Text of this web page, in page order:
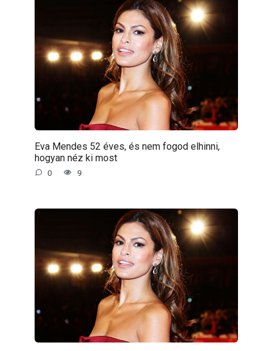
Eva Mendes 52 éves, és nem fogod elhinni,
hogyan néz ki most
0 9